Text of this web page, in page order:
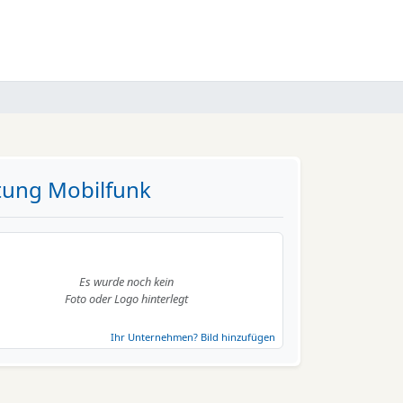
Mobilfunk
Es wurde noch kein
Foto oder Logo hinterlegt
Ihr Unternehmen? Bild hinzufügen